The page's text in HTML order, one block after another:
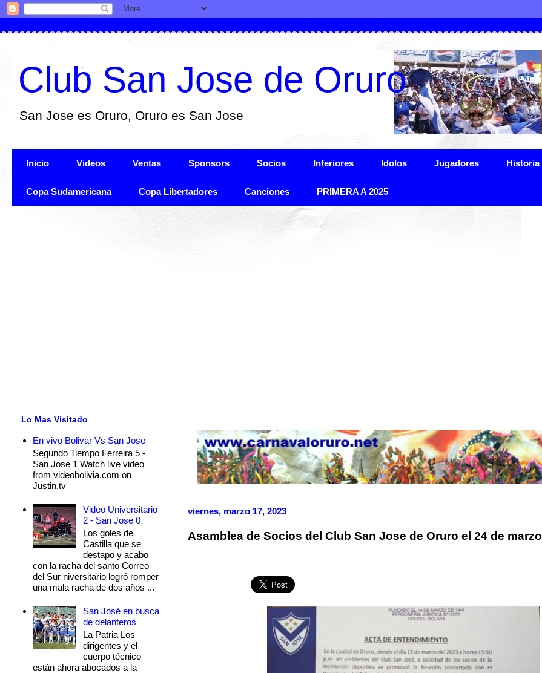
Club San Jose de Oruro
San Jose es Oruro, Oruro es San Jose
Inicio Videos Ventas Sponsors Socios Inferiores Idolos Jugadores Historia
Copa Sudamericana Copa Libertadores Canciones PRIMERA A 2025
viernes, marzo 17, 2023
Asamblea de Socios del Club San Jose de Oruro el 24 de marzo
Lo Mas Visitado
En vivo Bolivar Vs San Jose
Segundo Tiempo Ferreira 5 -
San Jose 1 Watch live video
from videobolivia.com on
Justin.tv
Video Universitario
2 - San Jose 0
Los goles de
Castilla que se
destapo y acabo
con la racha del santo Correo
del Sur niversitario logró romper
una mala racha de dos años ...
San José en busca
de delanteros
La Patria Los
dirigentes y el
cuerpo técnico
están ahora abocados a la